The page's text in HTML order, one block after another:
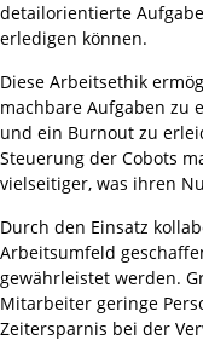
detailorientierte
erledigen können.
Diese Arbeitsethik
machbare Aufgaben zu
und ein Burnout zu
Steuerung der Cobots
vielseitiger, was ihren
Durch den Einsatz
Arbeitsumfeld
gewährleistet werden.
Mitarbeiter geringe
Zeitersparnis bei der